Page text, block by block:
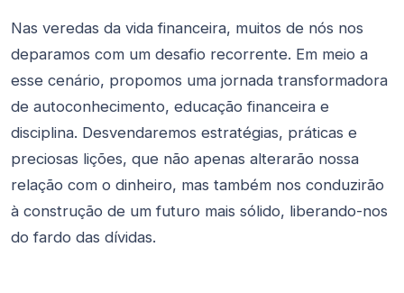
Nas veredas da vida financeira, muitos de nós nos
deparamos com um desafio recorrente. Em meio a
esse cenário, propomos uma jornada transformadora
de autoconhecimento, educação financeira e
disciplina. Desvendaremos estratégias, práticas e
preciosas lições, que não apenas alterarão nossa
relação com o dinheiro, mas também nos conduzirão
à construção de um futuro mais sólido, liberando-nos
do fardo das dívidas.